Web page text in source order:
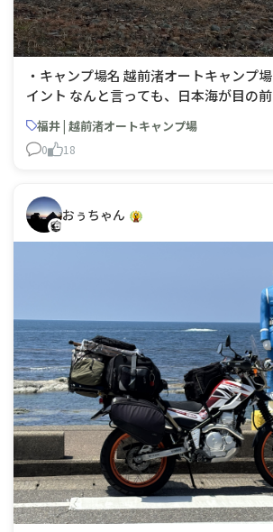
・キャンプ場名 越前渚オートキャンプ場 ・お気に入りポ
イント なんと言っても、日本海が目の前のオートキャン
に入りのキャンプ場です。
福井 | 越前渚オートキャンプ場
0 18
おぅちゃん